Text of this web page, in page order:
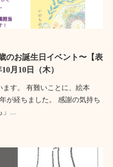
のお誕生日イベント〜【表
月10日（木）
ます。 有難いことに、絵本
が経ちました。 感謝の気持ち
...